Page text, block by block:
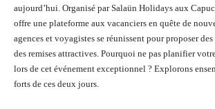
aujourd’hui. Organisé par Salaün Holidays aux
offre une plateforme aux vacanciers en quête de
agences et voyagistes se réunissent pour proposer
des remises attractives. Pourquoi ne pas planifier
lors de cet événement exceptionnel ? Explorons
forts de ces deux jours.